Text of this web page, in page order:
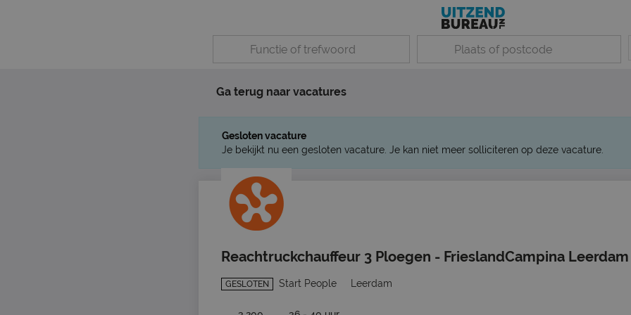
Ga terug naar vacatures
Gesloten vacature
Je bekijkt nu een gesloten vacature. Je kan niet meer solliciteren op deze vacature.
Reachtruckchauffeur 3 Ploegen - FrieslandCampina Leerdam
GESLOTEN Start People Leerdam